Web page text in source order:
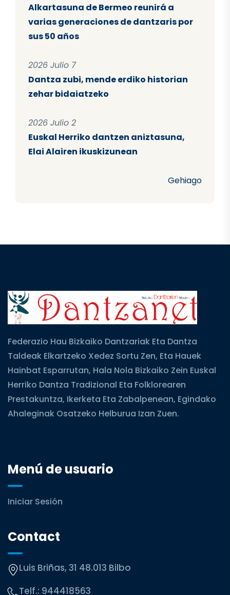
Alkartasuna de Bermeo reunirá a
varias generaciones de dantzaris por
sus 50 años
2026 Julio 7
Dantza zubi, mende erdiko historian
zehar bidaiatzeko
2026 Julio 2
Euskal Herriko dantzen aniztasuna,
Elai Alairen ikuskizunean
Gehiago
Federazio Hau Bizkaiko Dantzariak Eta Dantza
Taldeak Elkartzeko Xedez Sortu Zen, Eta Hauek
Hainbat Esparrutan, Hala Nola Bizkaiko Zein Euskal
Herriko Dantza Tradizional Eta Folklorearen
Prestakuntza, Ikerketa Eta Zabalpenean, Egindako
Ahaleginak Osatzeko Helburua Izan Zuen.
Menú de usuario
Iniciar Sesión
Contact
Luis Briñas, 31 48.013 Bilbo
Telf.: 944418563